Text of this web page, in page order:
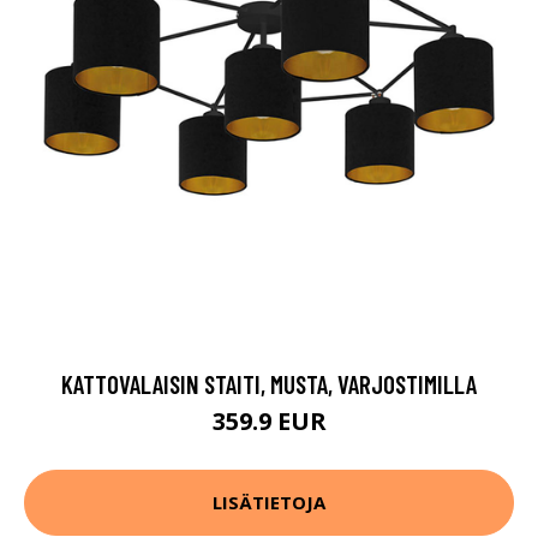
KATTOVALAISIN STAITI, MUSTA, VARJOSTIMILLA
359.9 EUR
LISÄTIETOJA